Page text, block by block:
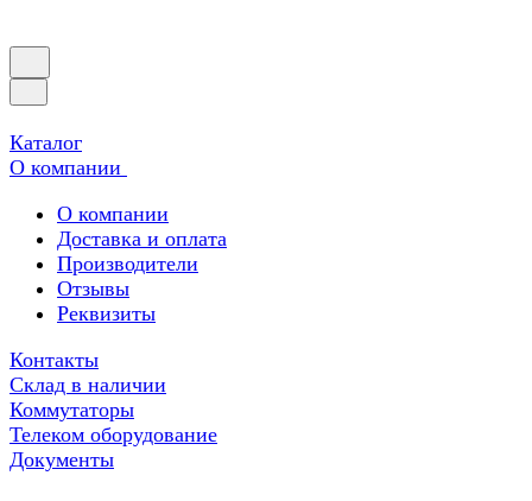
Каталог
О компании
О компании
Доставка и оплата
Производители
Отзывы
Реквизиты
Контакты
Склад в наличии
Коммутаторы
Телеком оборудование
Документы